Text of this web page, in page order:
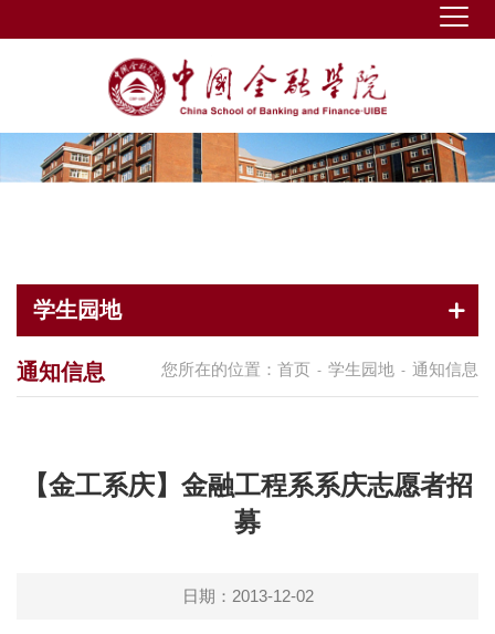
学生园地
您所在的位置： 首页 - 学生园地 - 通知信息
通知信息
【金工系庆】金融工程系系庆志愿者招
募
日期：2013-12-02